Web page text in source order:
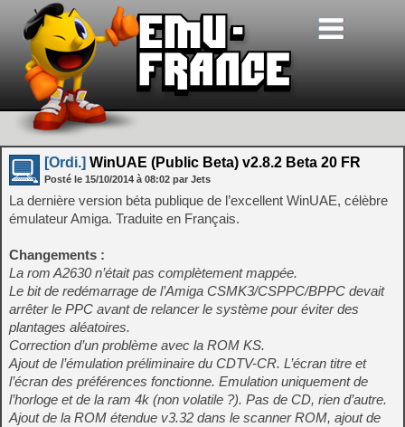
[Ordi.] WinUAE (Public Beta) v2.8.2 Beta 20 FR
Posté le 15/10/2014 à 08:02 par Jets
La dernière version béta publique de l’excellent WinUAE, célèbre
émulateur Amiga. Traduite en Français.
Changements :
La rom A2630 n’était pas complètement mappée.
Le bit de redémarrage de l’Amiga CSMK3/CSPPC/BPPC devait
arrêter le PPC avant de relancer le système pour éviter des
plantages aléatoires.
Correction d’un problème avec la ROM KS.
Ajout de l’émulation préliminaire du CDTV-CR. L’écran titre et
l’écran des préférences fonctionne. Emulation uniquement de
l’horloge et de la ram 4k (non volatile ?). Pas de CD, rien d’autre.
Ajout de la ROM étendue v3.32 dans le scanner ROM, ajout de